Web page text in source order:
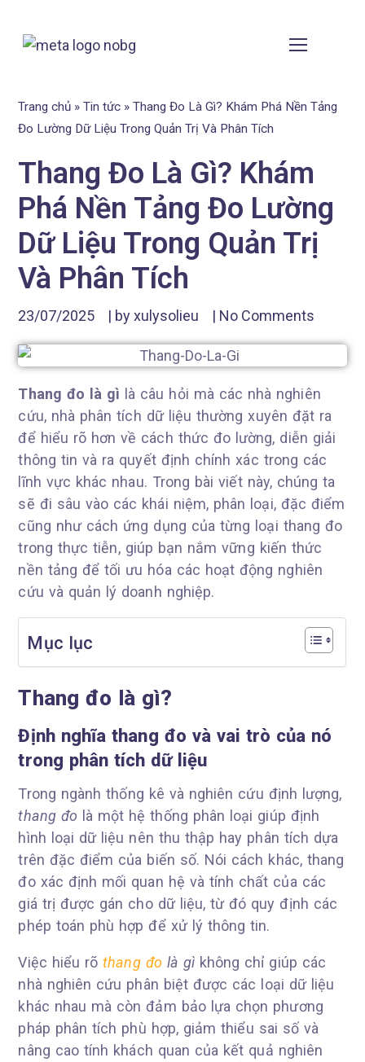
Trang chủ »Tin tức »Thang Đo Là Gì? Khám Phá Nền Tảng
Đo Lường Dữ Liệu Trong Quản Trị Và Phân Tích
Thang Đo Là Gì? Khám
Phá Nền Tảng Đo Lường
Dữ Liệu Trong Quản Trị
Và Phân Tích
23/07/2025 | byxulysolieu | No Comments
Thang đo là gì là câu hỏi mà các nhà nghiên
cứu, nhà phân tích dữ liệu thường xuyên đặt ra
để hiểu rõ hơn về cách thức đo lường, diễn giải
thông tin và ra quyết định chính xác trong các
lĩnh vực khác nhau. Trong bài viết này, chúng ta
sẽ đi sâu vào các khái niệm, phân loại, đặc điểm
cũng như cách ứng dụng của từng loại thang đo
trong thực tiễn, giúp bạn nắm vững kiến thức
nền tảng để tối ưu hóa các hoạt động nghiên
cứu và quản lý doanh nghiệp.
Mục lục
Thang đo là gì?
Định nghĩa thang đo và vai trò của nó
trong phân tích dữ liệu
Trong ngành thống kê và nghiên cứu định lượng,
thang đo là một hệ thống phân loại giúp định
hình loại dữ liệu nên thu thập hay phân tích dựa
trên đặc điểm của biến số. Nói cách khác, thang
đo xác định mối quan hệ và tính chất của các
giá trị được gán cho dữ liệu, từ đó quy định các
phép toán phù hợp để xử lý thông tin.
Việc hiểu rõthang đolà gìkhông chỉ giúp các
nhà nghiên cứu phân biệt được các loại dữ liệu
khác nhau mà còn đảm bảo lựa chọn phương
pháp phân tích phù hợp, giảm thiểu sai số và
nâng cao tính khách quan của kết quả nghiên